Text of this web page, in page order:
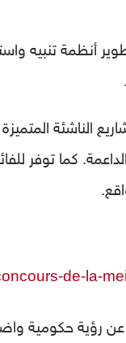
أنظمة تنبيه
المتميزة،
كما توفر
de-la-
عن رؤية حكومية